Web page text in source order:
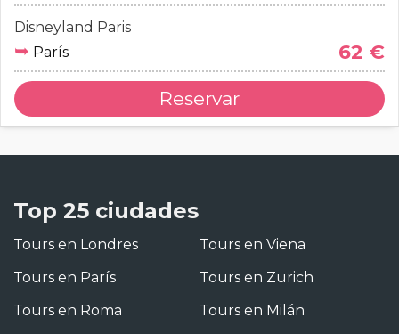
Disneyland Paris
➥ París 62 €
Reservar
Top 25 ciudades
Tours en Londres
Tours en París
Tours en Roma
Tours en Viena
Tours en Zurich
Tours en Milán